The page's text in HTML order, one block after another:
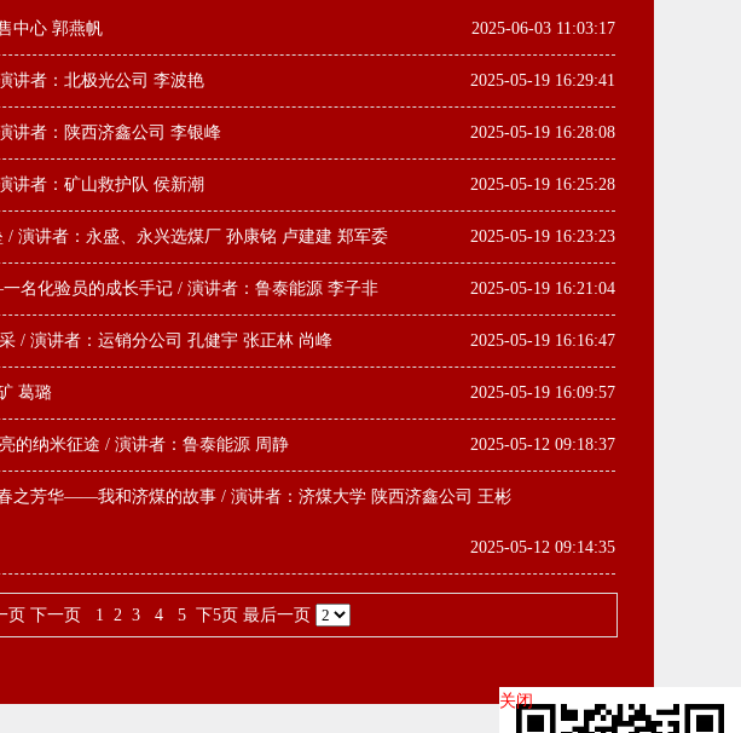
关闭
中心 郭燕帆 2025-06-03 11:03:17
讲者：北极光公司 李波艳 2025-05-19 16:29:41
讲者：陕西济鑫公司 李银峰 2025-05-19 16:28:08
讲者：矿山救护队 侯新潮 2025-05-19 16:25:28
/ 演讲者：永盛、永兴选煤厂 孙康铭 卢建建 郑军委 2025-05-19 16:23:23
名化验员的成长手记 / 演讲者：鲁泰能源 李子非 2025-05-19 16:21:04
/ 演讲者：运销分公司 孔健宇 张正林 尚峰 2025-05-19 16:16:47
葛璐 2025-05-19 16:09:57
的纳米征途 / 演讲者：鲁泰能源 周静 2025-05-12 09:18:37
之芳华——我和济煤的故事 / 演讲者：济煤大学 陕西济鑫公司 王彬
2025-05-12 09:14:35
页 下一页 1 2 3 4 5 下5页 最后一页